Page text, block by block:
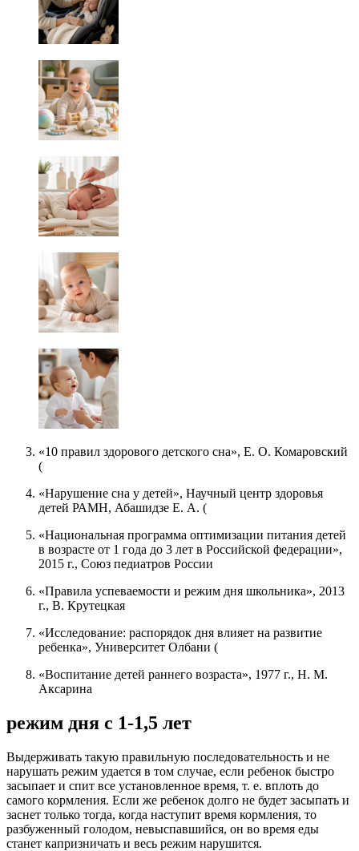
«10 правил здорового детского сна», Е. О. Комаровский
(
«Нарушение сна у детей», Научный центр здоровья
детей РАМН, Абашидзе Е. А. (
«Национальная программа оптимизации питания детей
в возрасте от 1 года до 3 лет в Российской федерации»,
2015 г., Союз педиатров России
«Правила успеваемости и режим дня школьника», 2013
г., В. Крутецкая
«Исследование: распорядок дня влияет на развитие
ребенка», Университет Олбани (
«Воспитание детей раннего возраста», 1977 г., Н. М.
Аксарина
режим дня с 1-1,5 лет
Выдерживать такую правильную последовательность и не
нарушать режим удается в том случае, если ребенок быстро
засыпает и спит все установленное время, т. е. вплоть до
самого кормления. Если же ребенок долго не будет засыпать и
заснет только тогда, когда наступит время кормления, то
разбуженный голодом, невыспавшийся, он во время еды
станет капризничать и весь режим нарушится.